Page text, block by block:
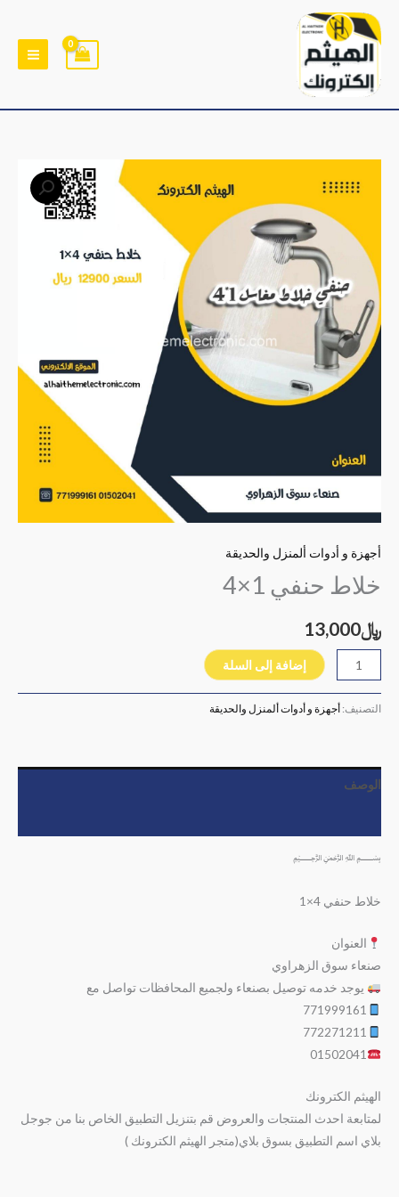
تخطي
المحتوى
أجهزة و أدوات ألمنزل والحديقة
خلاط حنفي 1×4
﷼13,000
خلاط
إضافة إلى السلة
التصنيف: أجهزة و أدوات ألمنزل والحديقة
الوصف
﷽
خلاط حنفي 4×1
العنوان
صنعاء سوق الزهراوي
يوجد خدمه توصيل بصنعاء ولجميع المحافظات تواصل مع
771999161
772271211
01502041
الهيثم الكترونك
لمتابعة احدث المنتجات والعروض قم بتنزيل التطبيق الخاص بنا من جوجل
بلاي اسم التطبيق بسوق بلاي(متجر الهيثم الكترونك )